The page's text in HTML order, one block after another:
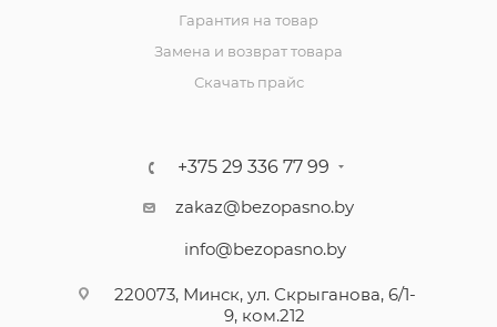
Гарантия на товар
Замена и возврат товара
Скачать прайс
+375 29 336 77 99
zakaz@bezopasno.by
info@bezopasno.by
220073, Минск, ул. Скрыганова, 6/1-
9, ком.212